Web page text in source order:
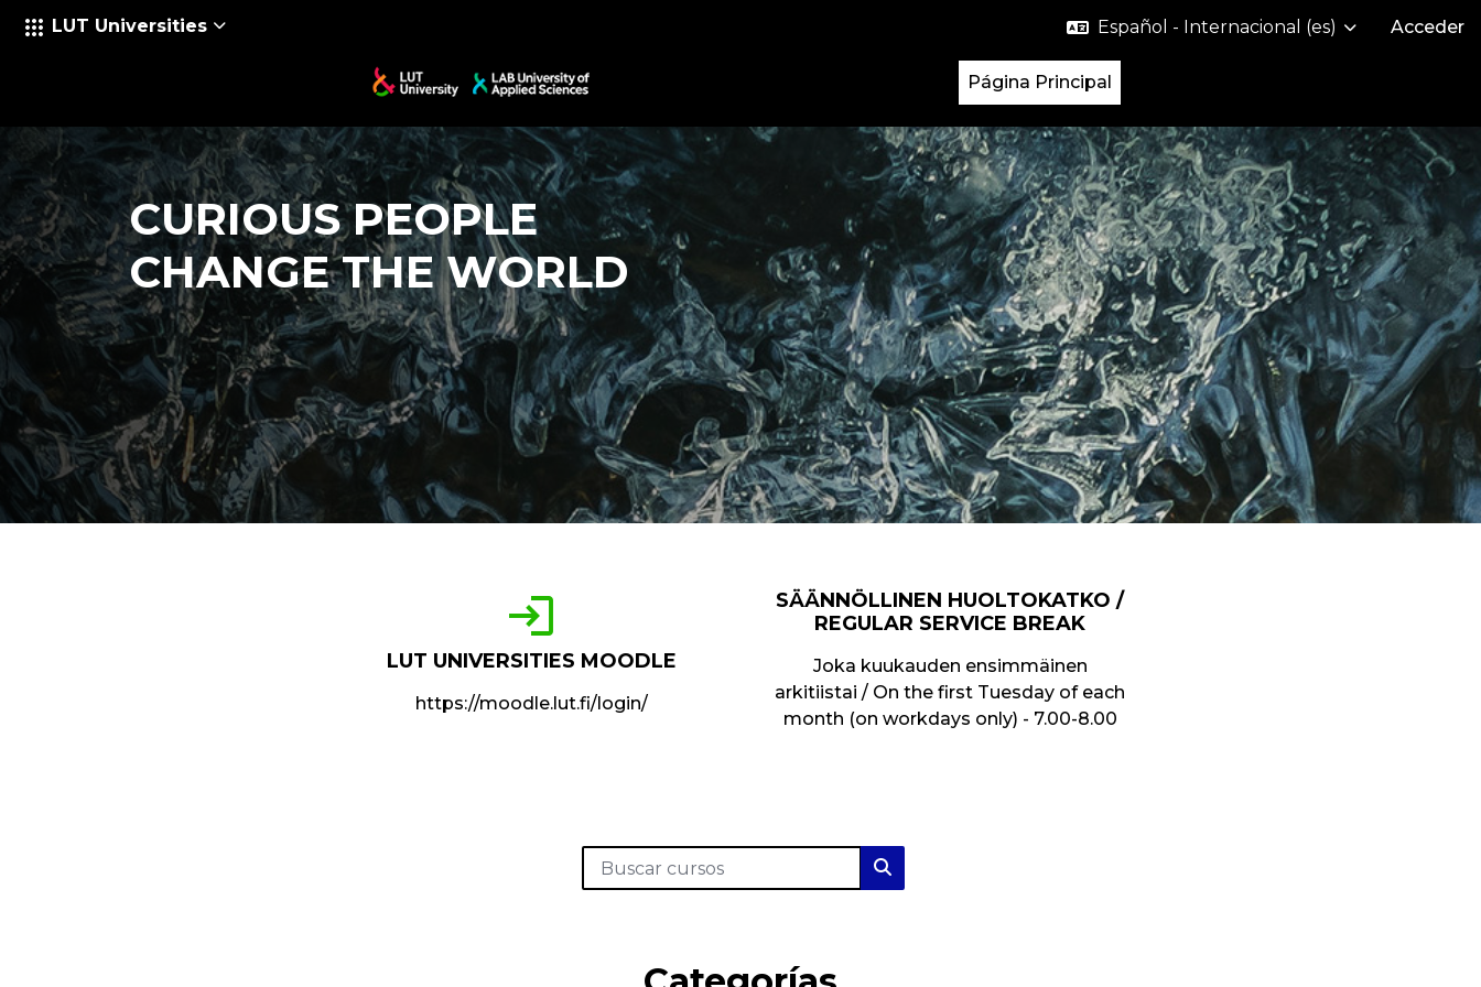
LUT Universities Español - Internacional ‎(es)‎ Acceder
Página Principal
CURIOUS PEOPLE
CHANGE THE WORLD
login
LUT UNIVERSITIES MOODLE
https://moodle.lut.fi/login/
SÄÄNNÖLLINEN HUOLTOKATKO /
REGULAR SERVICE BREAK
Joka kuukauden ensimmäinen
arkitiistai / On the first Tuesday of each
month (on workdays only) - 7.00-8.00
Buscar cursos
Buscar cursos